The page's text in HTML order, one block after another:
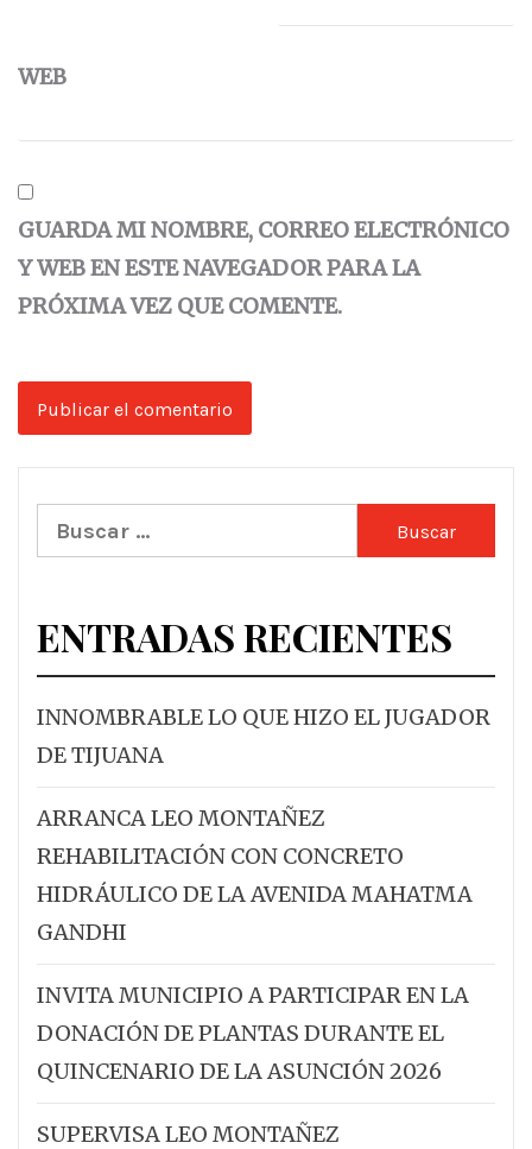
WEB
GUARDA MI NOMBRE, CORREO ELECTRÓNICO
Y WEB EN ESTE NAVEGADOR PARA LA
PRÓXIMA VEZ QUE COMENTE.
Buscar:
ENTRADAS RECIENTES
INNOMBRABLE LO QUE HIZO EL JUGADOR
DE TIJUANA
ARRANCA LEO MONTAÑEZ
REHABILITACIÓN CON CONCRETO
HIDRÁULICO DE LA AVENIDA MAHATMA
GANDHI
INVITA MUNICIPIO A PARTICIPAR EN LA
DONACIÓN DE PLANTAS DURANTE EL
QUINCENARIO DE LA ASUNCIÓN 2026
SUPERVISA LEO MONTAÑEZ